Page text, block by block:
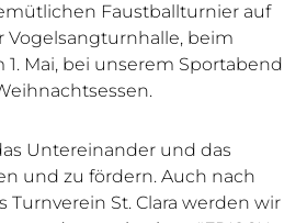
Faustballturnier auf
Vogelsangturnhalle, beim
Mai, bei unserem Sportabend
Untereinander und das
und zu fördern. Auch nach
Turnverein St. Clara werden wir